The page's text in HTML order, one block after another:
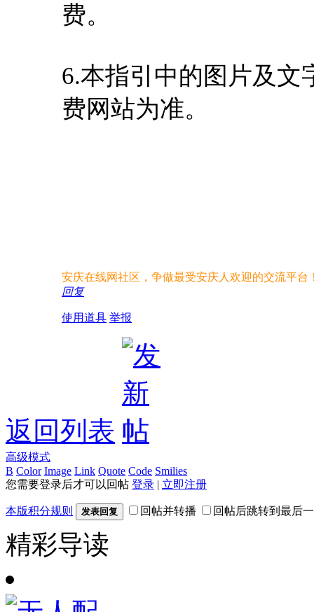
费。
6.本指引中的图片及文
费网站为准。
安庆在线网社区，争做最受安庆人欢迎的交流平台
回复
使用道具 举报
返回列表
高级模式
B Color Image Link Quote Code Smilies
您需要登录后才可以回帖 登录 | 立即注册
本版积分规则 发表回复 回帖并转播 回帖后跳转到最后
精彩导读